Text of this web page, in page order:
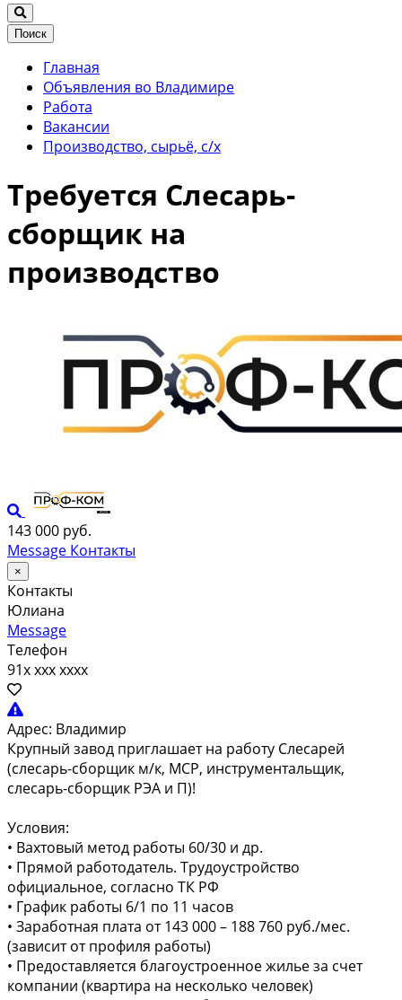
Поиск
Главная
Объявления во Владимире
Работа
Вакансии
Производство, сырьё, с/х
Требуется Слесарь-
сборщик на
производство
143 000 руб.
Message Контакты
×
Контакты
Юлиана
Message
Телефон
91x xxx xxxx
Адрес: Владимир
Крупный завод приглашает на работу Слесарей
(слесарь-сборщик м/к, МСР, инструментальщик,
слесарь-сборщик РЭА и П)!
Условия:
• Вахтовый метод работы 60/30 и др.
• Прямой работодатель. Трудоустройство
официальное, согласно ТК РФ
• График работы 6/1 по 11 часов
• Заработная плата от 143 000 – 188 760 руб./мес.
(зависит от профиля работы)
• Предоставляется благоустроенное жилье за счет
компании (квартира на несколько человек)